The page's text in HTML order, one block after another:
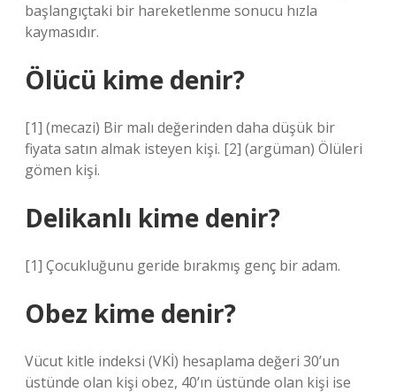
başlangıçtaki bir hareketlenme sonucu hızla
kaymasıdır.
Ölücü kime denir?
[1] (mecazi) Bir malı değerinden daha düşük bir
fiyata satın almak isteyen kişi. [2] (argüman) Ölüleri
gömen kişi.
Delikanlı kime denir?
[1] Çocukluğunu geride bırakmış genç bir adam.
Obez kime denir?
Vücut kitle indeksi (VKİ) hesaplama değeri 30’un
üstünde olan kişi obez, 40’ın üstünde olan kişi ise